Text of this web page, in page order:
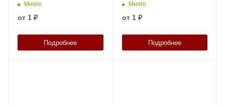
Много
от 1 ₽
Подробнее
Много
от 1 ₽
Подробнее